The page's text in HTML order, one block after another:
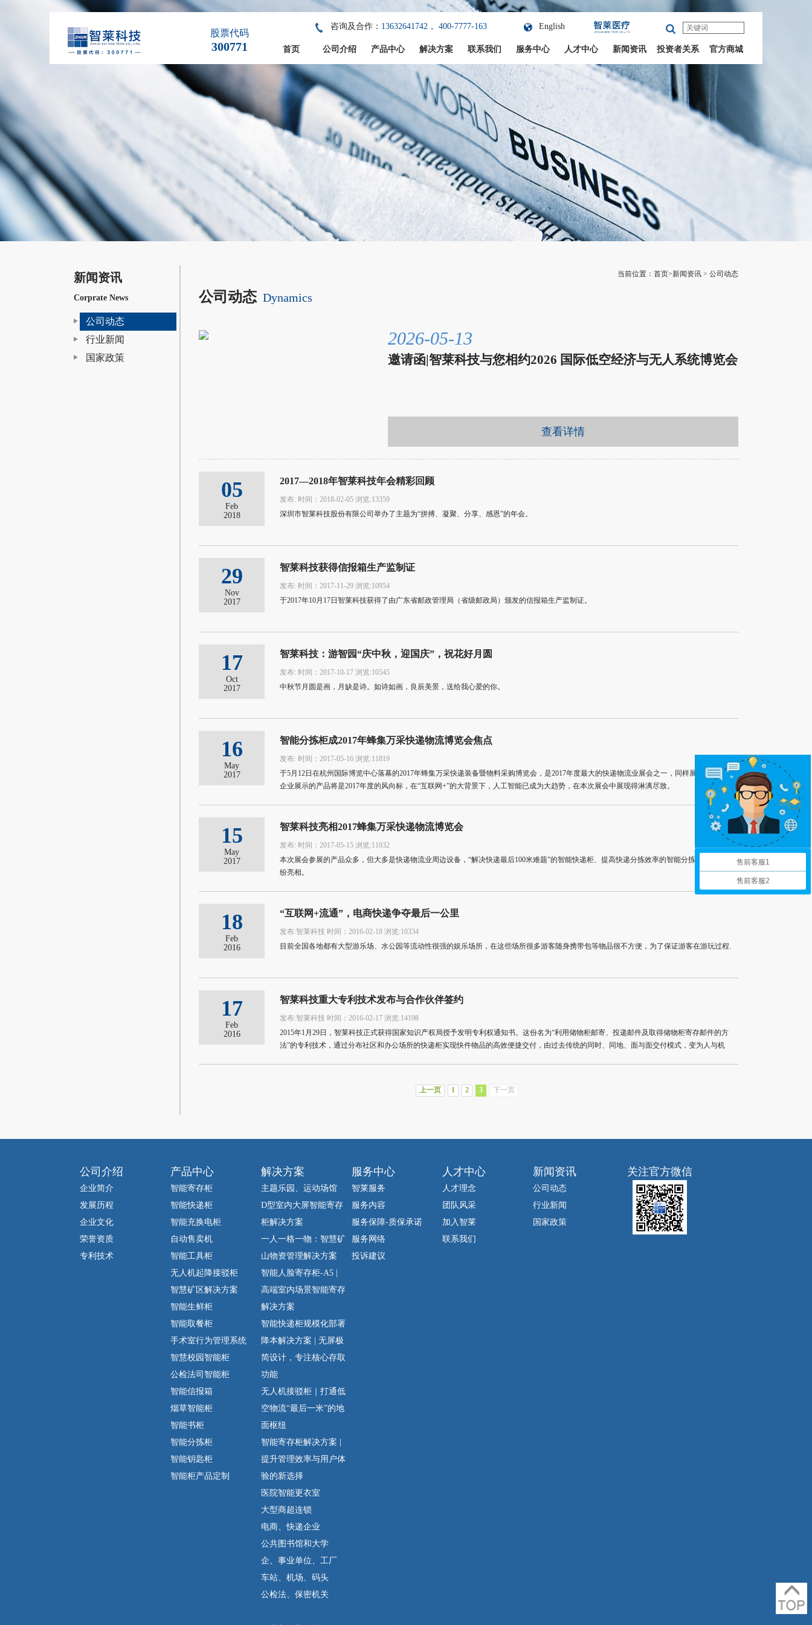
股票代码
300771
咨询及合作： 13632641742， 400-7777-163 English
首页 公司介绍 产品中心 解决方案 联系我们 服务中心 人才中心 新闻资讯 投资者关系 官方商城
新闻资讯
Corprate News
公司动态
行业新闻
国家政策
当前位置：首页>新闻资讯 > 公司动态
公司动态 Dynamics
2026-05-13
邀请函|智莱科技与您相约2026 国际低空经济与无人系统博览会
查看详情
05
Feb
2018
2017—2018年智莱科技年会精彩回顾
发布: 时间：2018-02-05 浏览:13359
深圳市智莱科技股份有限公司举办了主题为“拼搏、凝聚、分享、感恩”的年会。
29
Nov
2017
智莱科技获得信报箱生产监制证
发布: 时间：2017-11-29 浏览:10954
于2017年10月17日智莱科技获得了由广东省邮政管理局（省级邮政局）颁发的信报箱生产监制证。
17
Oct
2017
智莱科技：游智园“庆中秋，迎国庆”，祝花好月圆
发布: 时间：2017-10-17 浏览:10545
中秋节月圆是画，月缺是诗。如诗如画，良辰美景，送给我心爱的你。
16
May
2017
智能分拣柜成2017年蜂集万采快递物流博览会焦点
发布: 时间：2017-05-16 浏览:11819
于5月12日在杭州国际博览中心落幕的2017年蜂集万采快递装备暨物料采购博览会，是2017年度最大的快递物流业展会之一，同样展会中各参展
企业展示的产品将是2017年度的风向标，在“互联网+”的大背景下，人工智能已成为大趋势，在本次展会中展现得淋漓尽致。
15
May
2017
智莱科技亮相2017蜂集万采快递物流博览会
发布: 时间：2017-05-15 浏览:11032
本次展会参展的产品众多，但大多是快递物流业周边设备，“解决快递最后100米难题”的智能快递柜、提高快递分拣效率的智能分拣柜等展品纷
纷亮相。
18
Feb
2016
“互联网+流通”，电商快递争夺最后一公里
发布:智莱科技 时间：2016-02-18 浏览:10334
目前全国各地都有大型游乐场、水公园等流动性很强的娱乐场所，在这些场所很多游客随身携带包等物品很不方便，为了保证游客在游玩过程.
17
Feb
2016
智莱科技重大专利技术发布与合作伙伴签约
发布:智莱科技 时间：2016-02-17 浏览:14198
2015年1月29日，智莱科技正式获得国家知识产权局授予发明专利权通知书。这份名为“利用储物柜邮寄、投递邮件及取得储物柜寄存邮件的方
法”的专利技术，通过分布社区和办公场所的快递柜实现快件物品的高效便捷交付，由过去传统的同时、同地、面与面交付模式，变为人与机
上一页 1 2 3 下一页
公司介绍
企业简介
发展历程
企业文化
荣誉资质
专利技术
产品中心
智能寄存柜
智能快递柜
智能充换电柜
自动售卖机
智能工具柜
无人机起降接驳柜
智慧矿区解决方案
智能生鲜柜
智能取餐柜
手术室行为管理系统
智慧校园智能柜
公检法司智能柜
智能信报箱
烟草智能柜
智能书柜
智能分拣柜
智能钥匙柜
智能柜产品定制
解决方案
主题乐园、运动场馆
D型室内大屏智能寄存
柜解决方案
一人一格一物：智慧矿
山物资管理解决方案
智能人脸寄存柜-A5 |
高端室内场景智能寄存
解决方案
智能快递柜规模化部署
降本解决方案 | 无屏极
简设计，专注核心存取
功能
无人机接驳柜｜打通低
空物流“最后一米”的地
面枢纽
智能寄存柜解决方案 |
提升管理效率与用户体
验的新选择
医院智能更衣室
大型商超连锁
电商、快递企业
公共图书馆和大学
企、事业单位、工厂
车站、机场、码头
公检法、保密机关
服务中心
智莱服务
服务内容
服务保障-质保承诺
服务网络
投诉建议
人才中心
人才理念
团队风采
加入智莱
联系我们
新闻资讯
公司动态
行业新闻
国家政策
关注官方微信
售前客服1
售前客服2